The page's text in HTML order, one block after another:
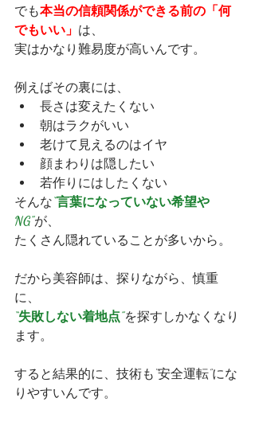
でも本当の信頼関係ができる前の「何
でもいい」 は、
実はかなり難易度が高いんです。
例えばその裏には、
長さは変えたくない
朝はラクがいい
老けて見えるのはイヤ
顔まわりは隠したい
若作りにはしたくない
そんな“言葉になっていない希望や
NG”が、
たくさん隠れていることが多いから。
だから美容師は、探りながら、慎重
に、
“失敗しない着地点”を探すしかなくなり
ます。
すると結果的に、技術も“安全運転”にな
りやすいんです。